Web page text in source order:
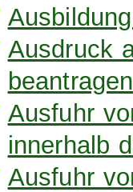
Ausdruck
beantragen
Ausfuhr
innerhalb
Ausfuhr